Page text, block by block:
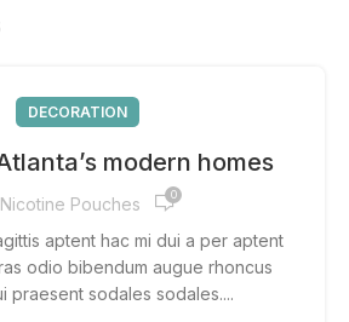
DECORATION
modern homes
Nicotine Pouches 0
aptent hac mi dui a per aptent
odio bibendum augue rhoncus
praesent sodales sodales....